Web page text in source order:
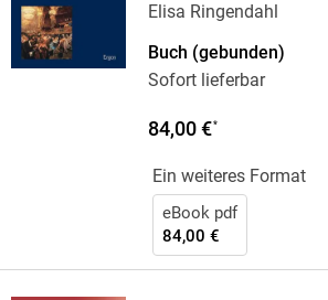
Elisa Ringendahl
Buch (gebunden)
Sofort lieferbar
84,00 €*
Ein weiteres Format
eBook pdf
84,00 €